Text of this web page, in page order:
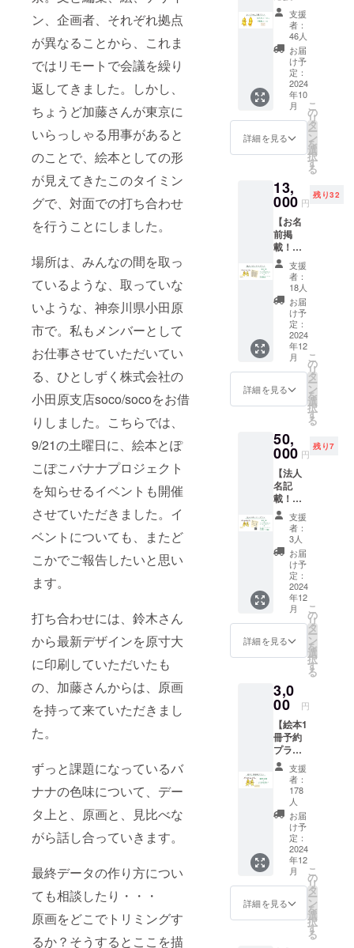
ン、企画者、それぞれ拠点
が異なることから、これま
ではリモートで会議を繰り
返してきました。しかし、
ちょうど加藤さんが東京に
いらっしゃる用事があると
のことで、絵本としての形
が見えてきたこのタイミン
グで、対面での打ち合わせ
を行うことにしました。
場所は、みんなの間を取っ
ているような、取っていな
いような、神奈川県小田原
市で。私もメンバーとして
お仕事させていただいてい
る、ひとしずく株式会社の
小田原支店soco/socoをお借
りしました。こちらでは、
9/21の土曜日に、絵本とぽ
こぽこバナナプロジェクト
を知らせるイベントも開催
させていただきました。イ
ベントについても、またど
こかでご報告したいと思い
ます。
打ち合わせには、鈴木さん
から最新デザインを原寸大
に印刷していただいたも
の、加藤さんからは、原画
を持って来ていただきまし
た。
ずっと課題になっているバ
ナナの色味について、デー
タ上と、原画と、見比べな
がら話し合っていきます。
最終データの作り方につい
ても相談したり・・・
原画をどこでトリミングす
るか？そうするとここを描
ラン】
絵本を
製作す
るプロ
ジェク
トをシ
ンプル
に応援
したい
人向け
のリ
ターン
ドファ
ンディ
ング終
了後に
感謝の
気持ち
を込め
てお礼
のメー
ル、そ
の後の
プロ
ジェク
トの進
捗を
メール
でご報
ン内容
＞ ・感
持ちを
込めた
お礼の
メール
・出版
後のプ
ロジェ
クト進
捗メー
乗せ支
援も大
歓迎で
す ※ ひ
とり1回
で支援
するこ
とがで
きます
※ 複数
支援の
場合も
お送り
する
メール
は1つと
させて
いただ
きます
支援
者：
46人
お届
け予
定：
2024
年10
月
詳細を見る
こ
の
リ
タ
ー
ン
を
選
択
す
る
13,
000 円
残り32
【お名
前掲
載！個
人スポ
ンサー
プラ
ン】\\絵
本付き//
・[絵本
制作を
応援し
たい]＆
[絵本を
読んで
みたい]
さる方
向けの
リター
ンで
す。 ・
絵本に
挟み込
む別
紙・サ
ンクス
ペー
パーに
お名前
を掲載
させて
いただ
きま
＞ ・絵
本『バ
らんと
ごん』
１冊 ・
バナナ
の皮で
作った
メッ
セージ
カード
・サン
クス
ペー
パーに
載 ・感
謝の気
支援
者：
18人
お届
け予
定：
2024
年12
月
詳細を見る
こ
の
リ
タ
ー
ン
を
選
択
す
る
50,
000 円
残り7
【法人
名記
載！法
人スポ
ンサー
プラ
ン】\\絵
本付き//
・「絵
本制作
を応援
した
い」＆
「絵本
を読ん
思って
くださ
る法
人・団
体向け
のリ
ターン
です。
・絵本
に挟み
込む別
紙・サ
ンクス
ペー
パーに
法人名
や団体
名と
URLの2
支援
者：
3人
お届
け予
定：
2024
年12
月
詳細を見る
こ
の
リ
タ
ー
ン
を
選
択
す
る
3,0
00 円
【絵本1
冊予約
プラ
ン】 \\バ
ナナの
皮で
作った
メッ
セージ
カード
付き// ・
絵本が
ほし
い・読
んでみ
支援
者：
178
人
お届
け予
定：
2024
年12
月
詳細を見る
こ
の
リ
タ
ー
ン
を
選
択
す
る